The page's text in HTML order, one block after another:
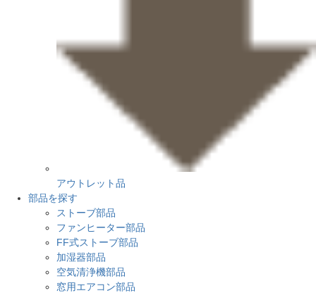
アウトレット品
部品を探す
ストーブ部品
ファンヒーター部品
FF式ストーブ部品
加湿器部品
空気清浄機部品
窓用エアコン部品